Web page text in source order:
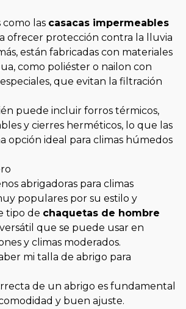
como las casacas impermeables
ofrecer protección contra la lluvia
están fabricadas con materiales
como poliéster o nailon con
que evitan la filtración
puede incluir forros térmicos,
y cierres herméticos, lo que las
opción ideal para climas húmedos
abrigadoras para climas
populares por su estilo y
tipo de chaquetas de hombre
que se puede usar en
y climas moderados.
mi talla de abrigo para
de un abrigo es fundamental
y buen ajuste.